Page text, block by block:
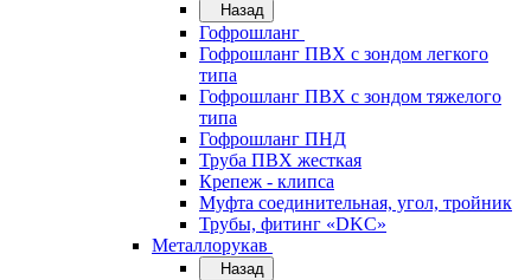
Назад
Гофрошланг
Гофрошланг ПВХ с зондом легкого
типа
Гофрошланг ПВХ с зондом тяжелого
типа
Гофрошланг ПНД
Труба ПВХ жесткая
Крепеж - клипса
Муфта соединительная, угол, тройник
Трубы, фитинг «DKC»
Металлорукав
Назад